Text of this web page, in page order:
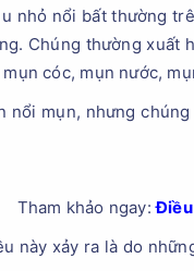
nhỏ nổi bất thường
Chúng thường
cóc, mụn nước,
nổi mụn, nhưng
Tham khảo ngay:
này xảy ra là do